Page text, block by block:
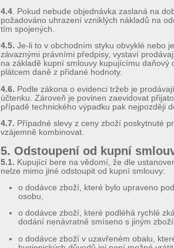
4.4. Pokud nebude objednávka zaslaná na
požadováno uhrazení vzniklých nákladů na
tím spojených.
4.5. Je-li to v obchodním styku obvyklé nebo
závaznými právními předpisy, vystaví
na základě kupní smlouvy kupujícímu daňový
plátcem daně z přidané hodnoty.
4.6. Podle zákona o evidenci tržeb je
účtenku. Zároveň je povinen zaevidovat
případě technického výpadku pak nejpozději
4.7. Případné slevy z ceny zboží poskytnuté
vzájemně kombinovat.
5. Odstoupení od kupní
5.1. Kupující bere na vědomí, že dle
nelze mimo jiné odstoupit od kupní smlouvy:
o dodávce zboží, které bylo upraveno
osobu,
o dodávce zboží, které podléhá rychlé
dodání nenávratně smíseno s jiným
o dodávce zboží v uzavřeném obalu,